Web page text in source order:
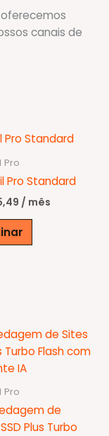
canais de
Pro
Pro Standard
/ mês
Pro
de
Plus Turbo